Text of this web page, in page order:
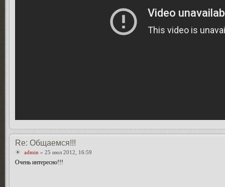
Re: Общаемся!!!
admin » 25 июл 2012, 16:59
Очень интересно!!!